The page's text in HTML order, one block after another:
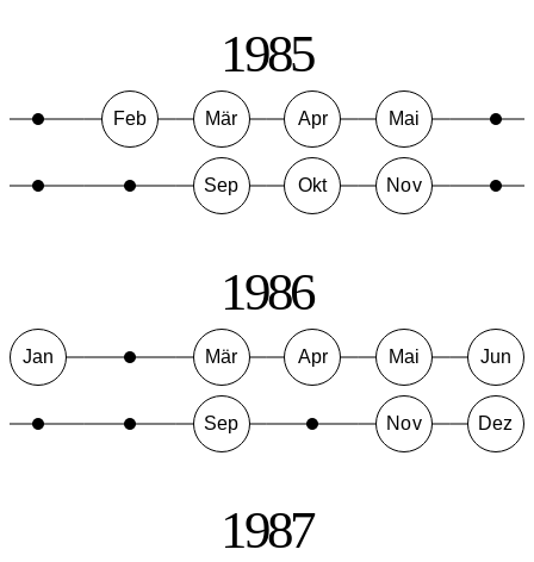
1985
Feb Mär Apr Mai
Sep Okt Nov
1986
Jan Mär Apr Mai Jun
Sep Nov Dez
1987